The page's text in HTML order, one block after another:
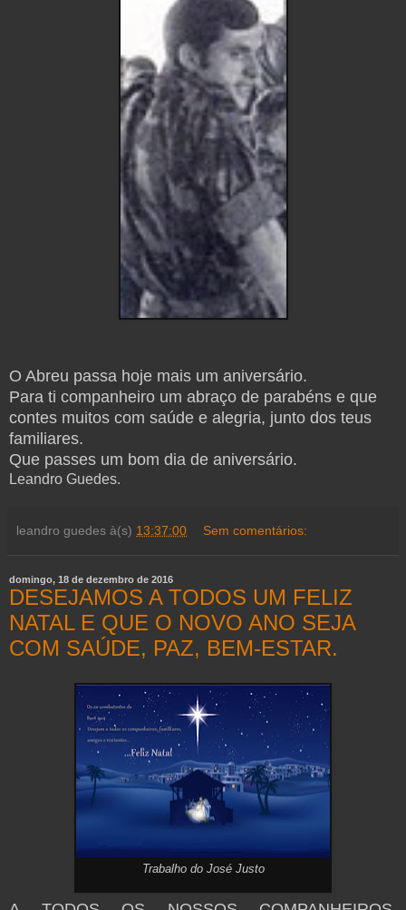
O Abreu passa hoje mais um aniversário.
Para ti companheiro um abraço de parabéns e que
contes muitos com saúde e alegria, junto dos teus
familiares.
Que passes um bom dia de aniversário.
Leandro Guedes.
leandro guedes à(s) 13:37:00 Sem comentários:
domingo, 18 de dezembro de 2016
DESEJAMOS A TODOS UM FELIZ
NATAL E QUE O NOVO ANO SEJA
COM SAÚDE, PAZ, BEM-ESTAR.
Trabalho do José Justo